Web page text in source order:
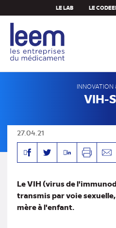
au
contenu
principal
LE LAB LE
INNOVATION
VIH-
27.04.21
FacebookTwitterLinkedinImprimer
Le VIH (virus de
transmis par voie
mère à l'enfant.